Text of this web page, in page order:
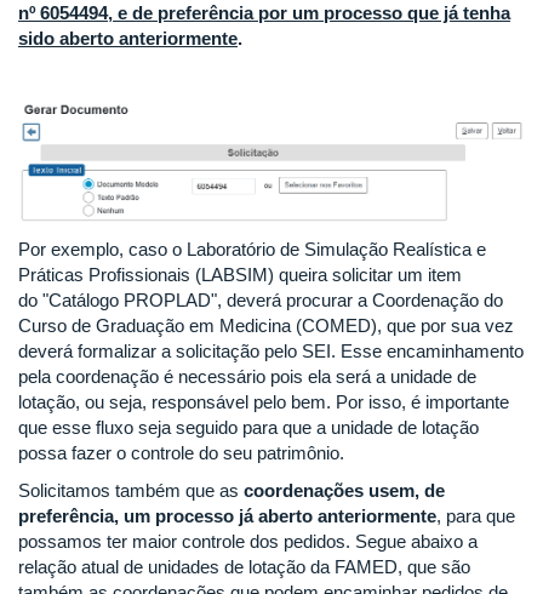
nº 6054494, e de preferência por um processo que já tenha
sido aberto anteriormente.
Por exemplo, caso o Laboratório de Simulação Realística e
Práticas Profissionais (LABSIM) queira solicitar um item
do "Catálogo PROPLAD", deverá procurar a Coordenação do
Curso de Graduação em Medicina (COMED), que por sua vez
deverá formalizar a solicitação pelo SEI. Esse encaminhamento
pela coordenação é necessário pois ela será a unidade de
lotação, ou seja, responsável pelo bem. Por isso, é importante
que esse fluxo seja seguido para que a unidade de lotação
possa fazer o controle do seu patrimônio.
Solicitamos também que as coordenações usem, de
preferência, um processo já aberto anteriormente, para que
possamos ter maior controle dos pedidos. Segue abaixo a
relação atual de unidades de lotação da FAMED, que são